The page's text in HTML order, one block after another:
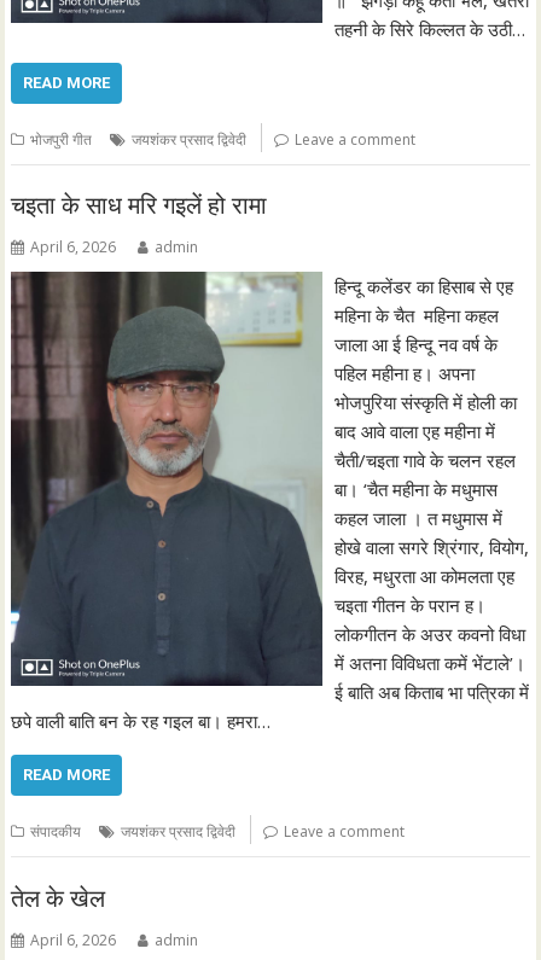
तहनी के सिरे किल्लत के उठी…
READ MORE
भोजपुरी गीत जयशंकर प्रसाद द्विवेदी Leave a comment
चइता के साध मरि गइलें हो रामा
April 6, 2026 admin
हिन्दू कलेंडर का हिसाब से एह
महिना के चैत महिना कहल
जाला आ ई हिन्दू नव वर्ष के
पहिल महीना ह। अपना
भोजपुरिया संस्कृति में होली का
बाद आवे वाला एह महीना में
चैती/चइता गावे के चलन रहल
बा। ‘चैत महीना के मधुमास
कहल जाला । त मधुमास में
होखे वाला सगरे श्रिंगार, वियोग,
विरह, मधुरता आ कोमलता एह
चइता गीतन के परान ह।
लोकगीतन के अउर कवनो विधा
में अतना विविधता कमें भेंटाले’।
ई बाति अब किताब भा पत्रिका में
छपे वाली बाति बन के रह गइल बा। हमरा…
READ MORE
संपादकीय जयशंकर प्रसाद द्विवेदी Leave a comment
तेल के खेल
April 6, 2026 admin